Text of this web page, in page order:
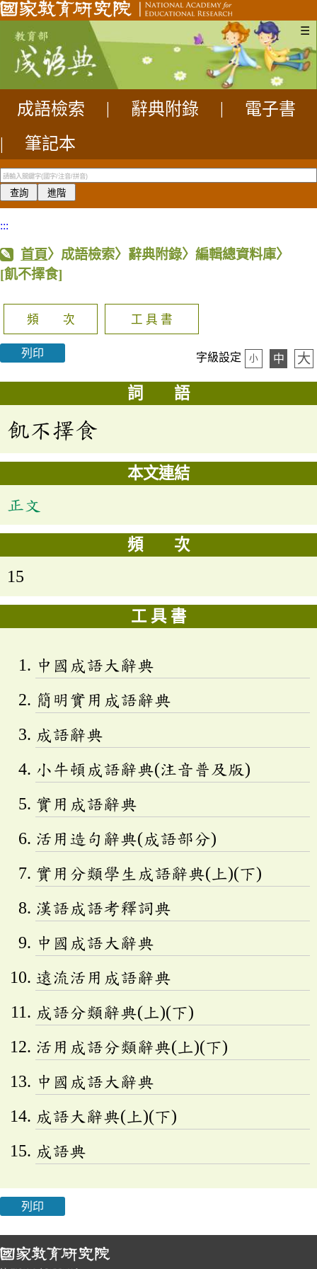
☰
成語檢索 辭典附錄
電子書
|
筆記本
:::
首頁〉成語檢索〉辭典附錄〉編輯總資料庫〉
[飢不擇食]
頻 次 工 具 書
列印 字級設定 小 中 大
詞 語
飢不擇食
本文連結
正文
頻 次
15
工 具 書
中國成語大辭典
簡明實用成語辭典
成語辭典
小牛頓成語辭典(注音普及版)
實用成語辭典
活用造句辭典(成語部分)
實用分類學生成語辭典(上)(下)
漢語成語考釋詞典
中國成語大辭典
遠流活用成語辭典
成語分類辭典(上)(下)
活用成語分類辭典(上)(下)
中國成語大辭典
成語大辭典(上)(下)
成語典
列印